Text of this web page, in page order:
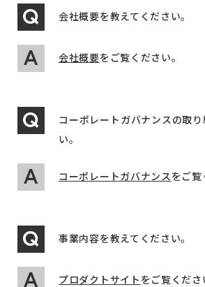
会社概要を教えてください。
会社概要をご覧ください。
コーポレートガバナンスの取
い。
コーポレートガバナンス をご覧
事業内容を教えてください。
プロダクトサイト をご覧くださ